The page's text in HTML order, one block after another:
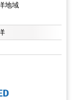
地域
の表示が必要です。